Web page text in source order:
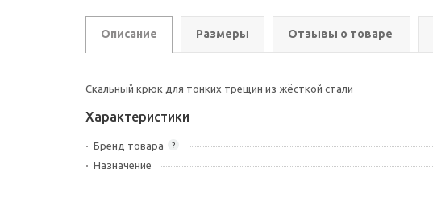
Описание Размеры Отзывы о товаре
Скальный крюк для тонких трещин из жёсткой стали
Характеристики
?
Бренд товара
Назначение